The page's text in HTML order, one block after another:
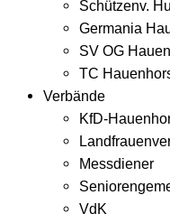
Schützenv.
Germania
SV OG
TC
Verbände
KfD-
Messdiener
VdK